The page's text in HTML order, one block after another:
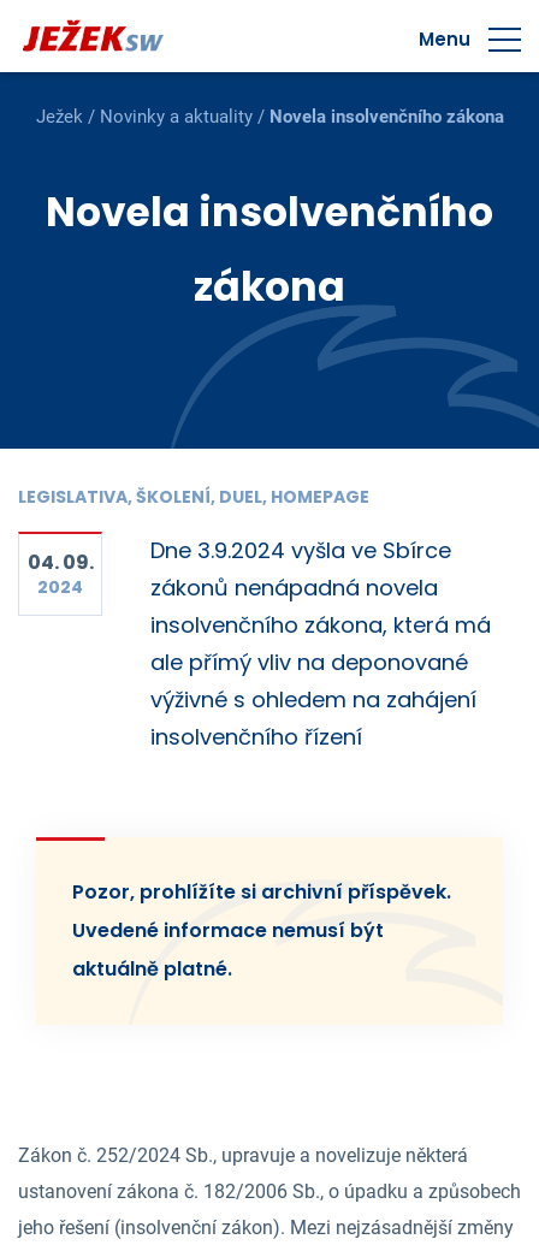
Menu
Ježek/ Novinky a aktuality/ Novela insolvenčního zákona
Novela insolvenčního
zákona
LEGISLATIVA, ŠKOLENÍ, DUEL, HOMEPAGE
04. 09.
2024
Dne 3.9.2024 vyšla ve Sbírce
zákonů nenápadná novela
insolvenčního zákona, která má
ale přímý vliv na deponované
výživné s ohledem na zahájení
insolvenčního řízení
Pozor, prohlížíte si archivní příspěvek.
Uvedené informace nemusí být
aktuálně platné.
Zákon č. 252/2024 Sb., upravuje a novelizuje některá
ustanovení zákona č. 182/2006 Sb., o úpadku a způsobech
jeho řešení (insolvenční zákon). Mezi nejzásadnější změny